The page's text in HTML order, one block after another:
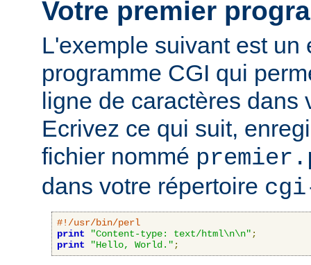
Votre premier
L'exemple suivant est un
programme CGI qui
ligne de caractères dans
Ecrivez ce qui suit,
fichier nommé
dans votre répertoire
#!/usr/bin/perl
print
"Content-type: text/html\n\n" ;
print
"Hello, World." ;